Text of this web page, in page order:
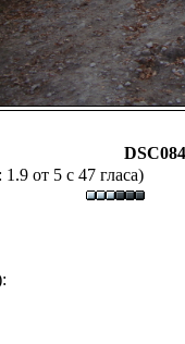
от 5 с 47 гласа)